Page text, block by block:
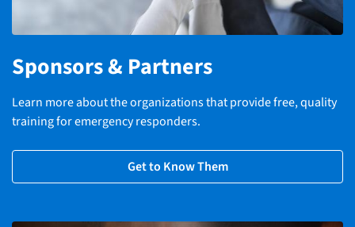
Sponsors & Partners
Learn more about the organizations that provide free, quality
training for emergency responders.
Get to Know Them